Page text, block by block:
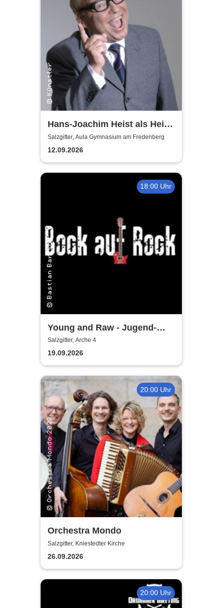
Hans-Joachim Heist als Heinz
Erhard - Noch'n Gedicht
Salzgitter, Aula Gymnasium am Fredenberg
12.09.2026
18:00 Uhr
Young and Raw - Jugend-
Konzert
Salzgitter, Arche 4
19.09.2026
20:00 Uhr
Orchestra Mondo
Salzgitter, Kniestedter Kirche
26.09.2026
20:00 Uhr